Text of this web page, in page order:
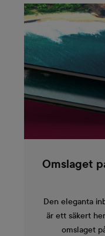
Omslaget
Den eleganta
är ett säkert
omslaget